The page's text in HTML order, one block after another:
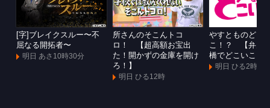
[字]ブレイクスルー〜不
屈なる開拓者〜
明日 あさ10時30分
所さんのそこんトコ
ロ！ 【超高額お宝出
た！開かずの金庫を開け
ろ！】
明日 ひる12時
やすとものどこ
こ！？ 【弁天
橋でどこいこ！
明日 ひる2時